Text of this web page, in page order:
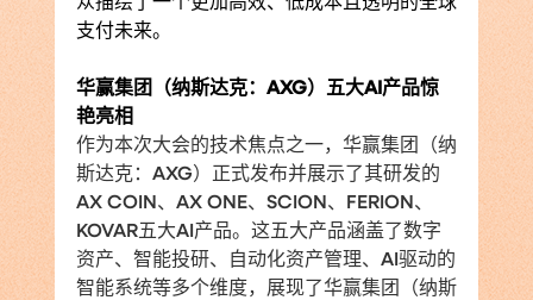
支付未来。
华赢集团（纳斯达克：AXG）五大AI产品惊
艳亮相
作为本次大会的技术焦点之一，华赢集团（纳
斯达克：AXG）正式发布并展示了其研发的
AX COIN、AX ONE、SCION、FERION、
KOVAR五大AI产品。这五大产品涵盖了数字
资产、智能投研、自动化资产管理、AI驱动的
智能系统等多个维度，展现了华赢集团（纳斯